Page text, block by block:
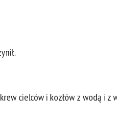
cielców i kozłów z wodą i z